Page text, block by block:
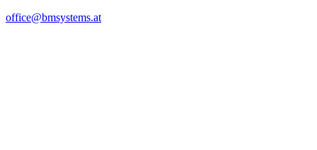
office@bmsystems.at